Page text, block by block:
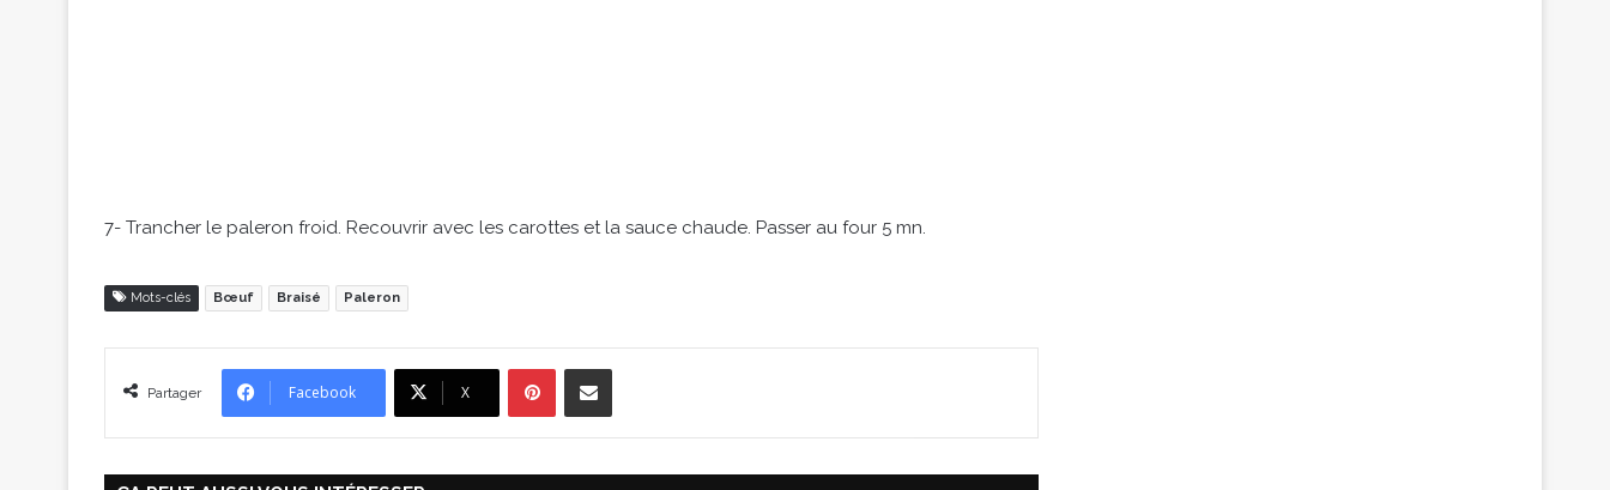
7- Trancher le paleron froid. Recouvrir avec les carottes et la sauce chaude. Passer au four 5 mn.
Mots-clés Bœuf Braisé Paleron
Partager Facebook X